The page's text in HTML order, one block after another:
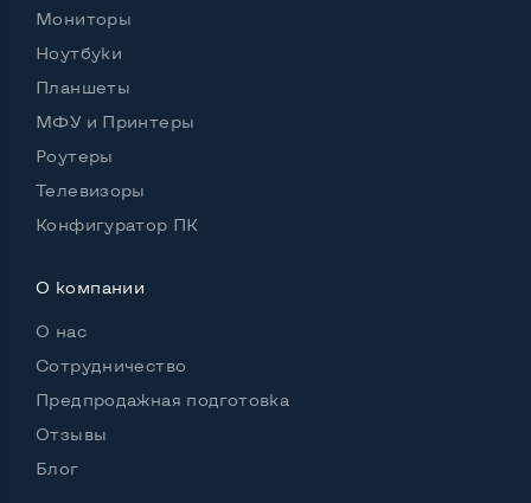
Встроенные динамики
Особенности (изогнутый экран, цвет и пр.)
Комплектация: Монитор, кабель питания
Мониторы
Ноутбуки
Планшеты
МФУ и Принтеры
Роутеры
Телевизоры
Конфигуратор ПК
О компании
О нас
Сотрудничество
Предпродажная подготовка
Отзывы
Блог